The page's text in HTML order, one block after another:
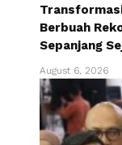
Berbuah
Sepanjang
August 6, 2026